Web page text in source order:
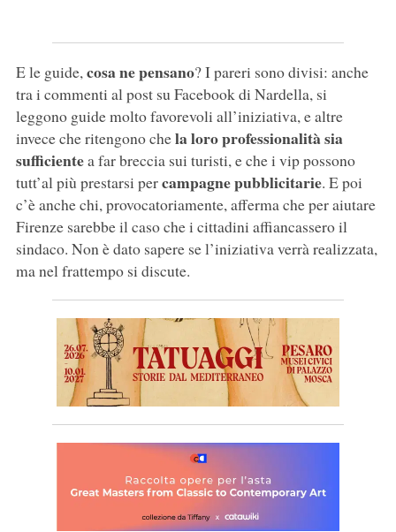
E le guide,cosa ne pensano? I pareri sono divisi: anche
tra i commenti al post su Facebook di Nardella, si
leggono guide molto favorevoli all’iniziativa, e altre
invece che ritengono chela loro professionalità sia
sufficientea far breccia sui turisti, e che i vip possono
tutt’al più prestarsi percampagne pubblicitarie. E poi
c’è anche chi, provocatoriamente, afferma che per aiutare
Firenze sarebbe il caso che i cittadini affiancassero il
sindaco. Non è dato sapere se l’iniziativa verrà realizzata,
ma nel frattempo si discute.